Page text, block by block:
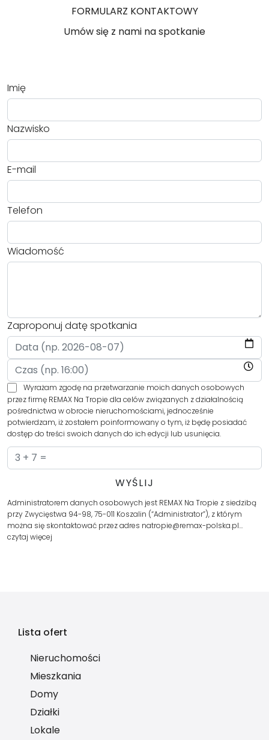
FORMULARZ KONTAKTOWY
Umów się z nami na spotkanie
Imię
Nazwisko
E-mail
Telefon
Wiadomość
Zaproponuj datę spotkania
Wyrażam zgodę na przetwarzanie moich danych osobowych
przez firmę REMAX Na Tropie dla celów związanych z działalnością
pośrednictwa w obrocie nieruchomościami, jednocześnie
potwierdzam, iż zostałem poinformowany o tym, iż będę posiadać
dostęp do treści swoich danych do ich edycji lub usunięcia.
Administratorem danych osobowych jest REMAX Na Tropie z siedzibą
przy Zwycięstwa 94-98, 75-011 Koszalin (“Administrator”), z którym
można się skontaktować przez adres natropie@remax-polska.pl…
czytaj więcej
Lista ofert
Nieruchomości
Mieszkania
Domy
Działki
Lokale